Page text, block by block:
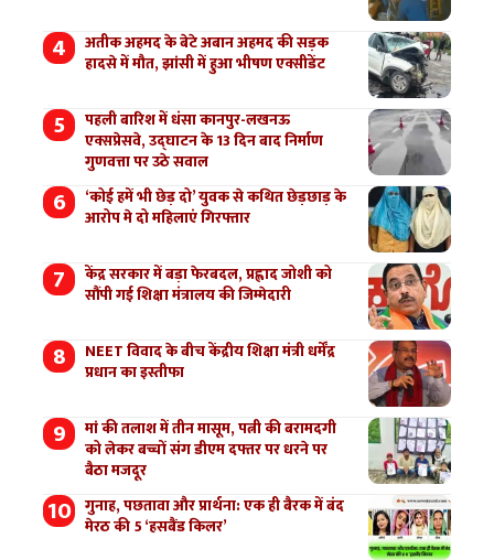
अतीक अहमद के बेटे अबान अहमद की सड़क
हादसे में मौत, झांसी में हुआ भीषण एक्सीडेंट
पहली बारिश में धंसा कानपुर-लखनऊ
एक्सप्रेसवे, उद्घाटन के 13 दिन बाद निर्माण
गुणवत्ता पर उठे सवाल
‘कोई हमें भी छेड़ दो’ युवक से कथित छेड़छाड़ के
आरोप मे दो महिलाएं गिरफ्तार
केंद्र सरकार में बड़ा फेरबदल, प्रह्लाद जोशी को
सौंपी गई शिक्षा मंत्रालय की जिम्मेदारी
NEET विवाद के बीच केंद्रीय शिक्षा मंत्री धर्मेंद्र
प्रधान का इस्तीफा
मां की तलाश में तीन मासूम, पत्नी की बरामदगी
को लेकर बच्चों संग डीएम दफ्तर पर धरने पर
बैठा मजदूर
गुनाह, पछतावा और प्रार्थना: एक ही बैरक में बंद
मेरठ की 5 ‘हसबैंड किलर’